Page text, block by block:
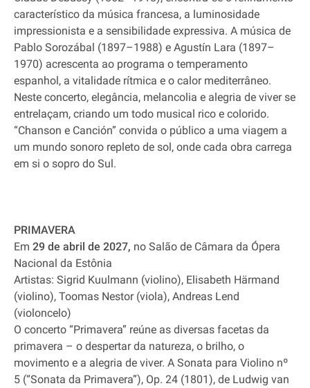
característico da música francesa, a luminosidade
impressionista e a sensibilidade expressiva. A música de
Pablo Sorozábal (1897–1988) e Agustín Lara (1897–
1970) acrescenta ao programa o temperamento
espanhol, a vitalidade rítmica e o calor mediterrâneo.
Neste concerto, elegância, melancolia e alegria de viver se
entrelaçam, criando um todo musical rico e colorido.
“Chanson e Canción” convida o público a uma viagem a
um mundo sonoro repleto de sol, onde cada obra carrega
em si o sopro do Sul.
PRIMAVERA
Em 29 de abril de 2027, no Salão de Câmara da Ópera
Nacional da Estônia
Artistas: Sigrid Kuulmann (violino), Elisabeth Härmand
(violino), Toomas Nestor (viola), Andreas Lend
(violoncelo)
O concerto “Primavera” reúne as diversas facetas da
primavera – o despertar da natureza, o brilho, o
movimento e a alegria de viver. A Sonata para Violino nº
5 (“Sonata da Primavera”), Op. 24 (1801), de Ludwig van